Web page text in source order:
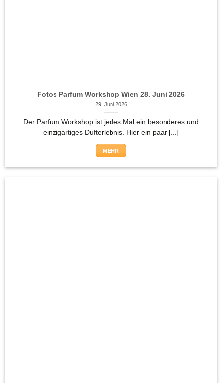
Fotos Parfum Workshop Wien 28. Juni 2026
29. Juni 2026
Der Parfum Workshop ist jedes Mal ein besonderes und
einzigartiges Dufterlebnis. Hier ein paar [...]
MEHR